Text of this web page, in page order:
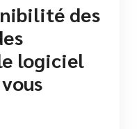
des
logiciel